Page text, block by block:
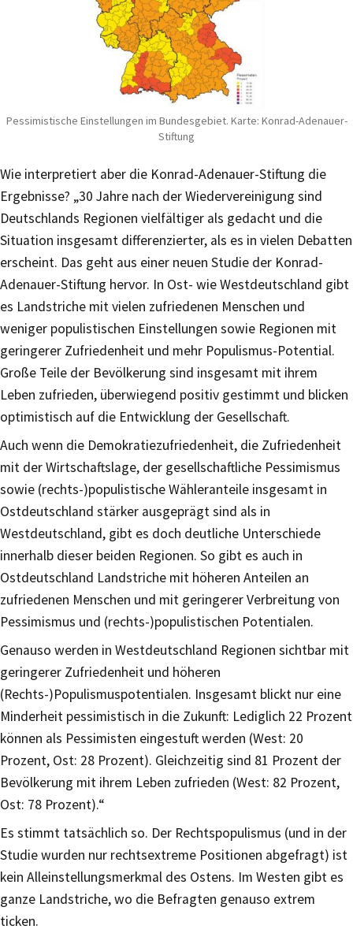
Pessimistische Einstellungen im Bundesgebiet. Karte: Konrad-Adenauer-
Stiftung
Wie interpretiert aber die Konrad-Adenauer-Stiftung die
Ergebnisse? „30 Jahre nach der Wiedervereinigung sind
Deutschlands Regionen vielfältiger als gedacht und die
Situation insgesamt differenzierter, als es in vielen Debatten
erscheint. Das geht aus einer neuen Studie der Konrad-
Adenauer-Stiftung hervor. In Ost- wie Westdeutschland gibt
es Landstriche mit vielen zufriedenen Menschen und
weniger populistischen Einstellungen sowie Regionen mit
geringerer Zufriedenheit und mehr Populismus-Potential.
Große Teile der Bevölkerung sind insgesamt mit ihrem
Leben zufrieden, überwiegend positiv gestimmt und blicken
optimistisch auf die Entwicklung der Gesellschaft.
Auch wenn die Demokratiezufriedenheit, die Zufriedenheit
mit der Wirtschaftslage, der gesellschaftliche Pessimismus
sowie (rechts-)populistische Wähleranteile insgesamt in
Ostdeutschland stärker ausgeprägt sind als in
Westdeutschland, gibt es doch deutliche Unterschiede
innerhalb dieser beiden Regionen. So gibt es auch in
Ostdeutschland Landstriche mit höheren Anteilen an
zufriedenen Menschen und mit geringerer Verbreitung von
Pessimismus und (rechts-)populistischen Potentialen.
Genauso werden in Westdeutschland Regionen sichtbar mit
geringerer Zufriedenheit und höheren
(Rechts-)Populismuspotentialen. Insgesamt blickt nur eine
Minderheit pessimistisch in die Zukunft: Lediglich 22 Prozent
können als Pessimisten eingestuft werden (West: 20
Prozent, Ost: 28 Prozent). Gleichzeitig sind 81 Prozent der
Bevölkerung mit ihrem Leben zufrieden (West: 82 Prozent,
Ost: 78 Prozent).“
Es stimmt tatsächlich so. Der Rechtspopulismus (und in der
Studie wurden nur rechtsextreme Positionen abgefragt) ist
kein Alleinstellungsmerkmal des Ostens. Im Westen gibt es
ganze Landstriche, wo die Befragten genauso extrem
ticken.